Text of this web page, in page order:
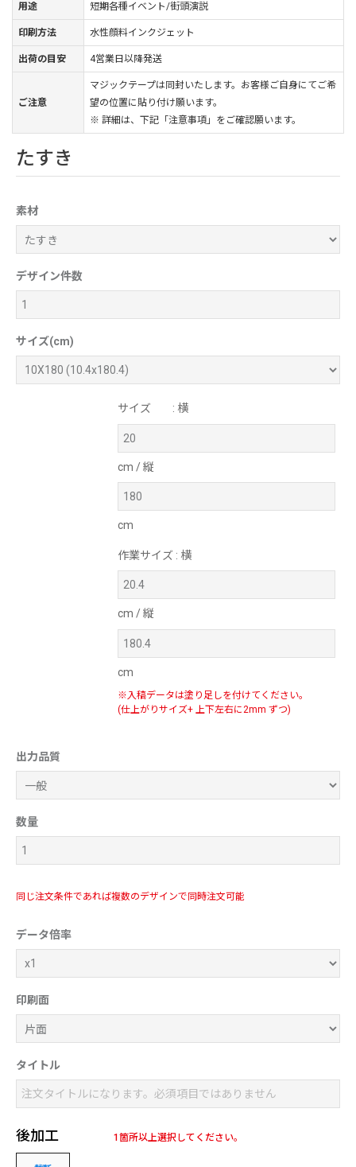
用途 短期各種イベント/街頭演説
印刷方法 水性顔料インクジェット
出荷の目安 4営業日以降発送
ご注意
マジックテープは同封いたします。お客様ご自身にてご希
望の位置に貼り付け願います。
※ 詳細は、下記「注意事項」をご確認願います。
たすき
素材
デザイン件数
サイズ(cm)
サイズ : 横
cm / 縦
cm
作業サイズ : 横
cm / 縦
cm
※入稿データは塗り足しを付けてください。
(仕上がりサイズ+ 上下左右に2mm ずつ)
出力品質
数量
同じ注文条件であれば複数のデザインで同時注文可能
データ倍率
印刷面
タイトル
後加工 1箇所以上選択してください。